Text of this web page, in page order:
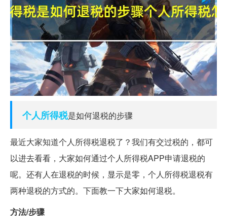
个人所得税是如何退税的步骤
最近大家知道个人所得税退税了？我们有交过税的，都可
以进去看看，大家如何通过个人所得税APP申请退税的
呢。还有人在退税的时候，显示是零，个人所得税退税有
两种退税的方式的。下面教一下大家如何退税。
方法/步骤